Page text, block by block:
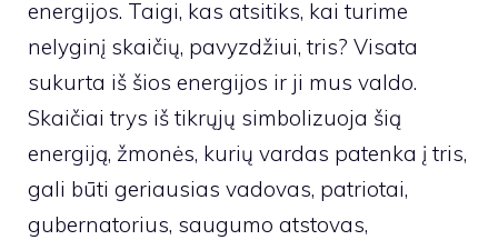
energijos. Taigi, kas atsitiks, kai turime
nelyginį skaičių, pavyzdžiui, tris? Visata
sukurta iš šios energijos ir ji mus valdo.
Skaičiai trys iš tikrųjų simbolizuoja šią
energiją, žmonės, kurių vardas patenka į tris,
gali būti geriausias vadovas, patriotai,
gubernatorius, saugumo atstovas,